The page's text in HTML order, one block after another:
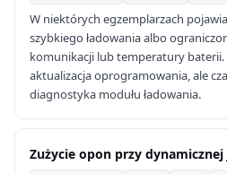
W niektórych egzemplarzach
szybkiego ładowania albo
komunikacji lub temperatury baterii.
aktualizacja oprogramowania, ale
diagnostyka modułu ładowania.
Zużycie opon przy dynamicznej